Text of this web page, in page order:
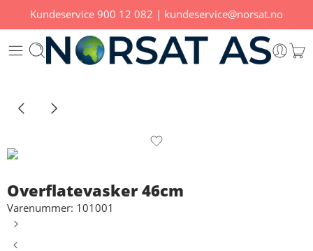
Kundeservice 900 12 082 | kundeservice@norsat.no
Overflatevasker 46cm
Varenummer: 101001